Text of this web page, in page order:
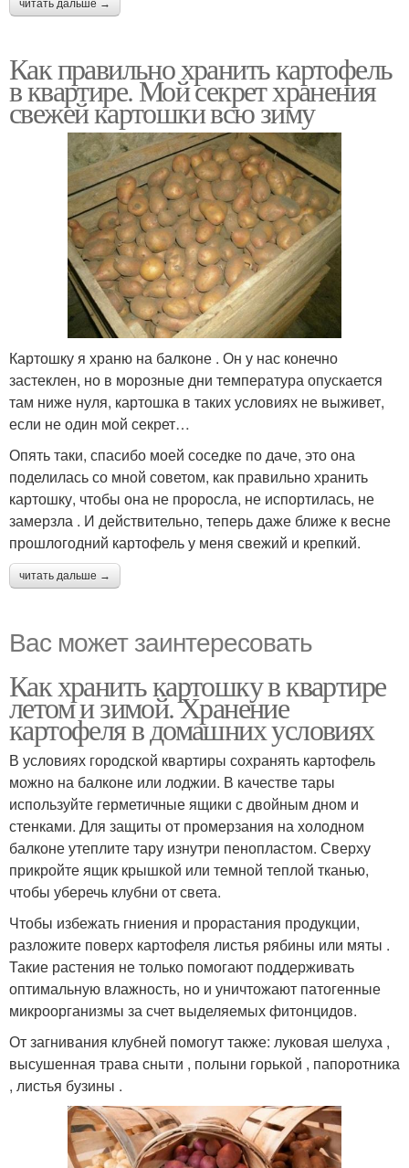
читать дальше →
Как правильно хранить картофель
в квартире. Мой секрет хранения
свежей картошки всю зиму
Картошку я храню на балконе . Он у нас конечно
застеклен, но в морозные дни температура опускается
там ниже нуля, картошка в таких условиях не выживет,
если не один мой секрет…
Опять таки, спасибо моей соседке по даче, это она
поделилась со мной советом, как правильно хранить
картошку, чтобы она не проросла, не испортилась, не
замерзла . И действительно, теперь даже ближе к весне
прошлогодний картофель у меня свежий и крепкий.
читать дальше →
Вас может заинтересовать
Как хранить картошку в квартире
летом и зимой. Хранение
картофеля в домашних условиях
В условиях городской квартиры сохранять картофель
можно на балконе или лоджии. В качестве тары
используйте герметичные ящики с двойным дном и
стенками. Для защиты от промерзания на холодном
балконе утеплите тару изнутри пенопластом. Сверху
прикройте ящик крышкой или темной теплой тканью,
чтобы уберечь клубни от света.
Чтобы избежать гниения и прорастания продукции,
разложите поверх картофеля листья рябины или мяты .
Такие растения не только помогают поддерживать
оптимальную влажность, но и уничтожают патогенные
микроорганизмы за счет выделяемых фитонцидов.
От загнивания клубней помогут также: луковая шелуха ,
высушенная трава сныти , полыни горькой , папоротника
, листья бузины .